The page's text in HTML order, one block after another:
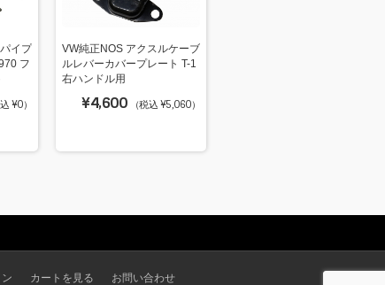
イプ
フ
¥0）
VW純正NOS アクスルケーブ
ルレバーカバープレート T-1
右ハンドル用
¥4,600 （税込 ¥5,060）
カートを見る お問い合わせ